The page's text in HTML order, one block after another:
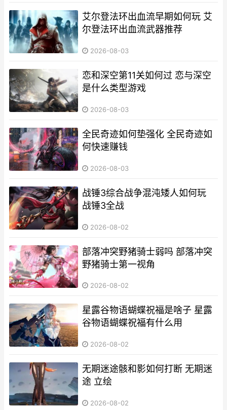
艾尔登法环出血流早期如何玩 艾
尔登法环出血流武器推荐
2026-08-03
恋和深空第11关如何过 恋与深空
是什么类型游戏
2026-08-03
全民奇迹如何垫强化 全民奇迹如
何快速赚钱
2026-08-03
战锤3综合战争混沌矮人如何玩
战锤3全战
2026-08-02
部落冲突野猪骑士弱吗 部落冲突
野猪骑士第一视角
2026-08-02
星露谷物语蝴蝶祝福是啥子 星露
谷物语蝴蝶祝福有什么用
2026-08-02
无期迷途骸和影如何打断 无期迷
途 立绘
2026-08-02